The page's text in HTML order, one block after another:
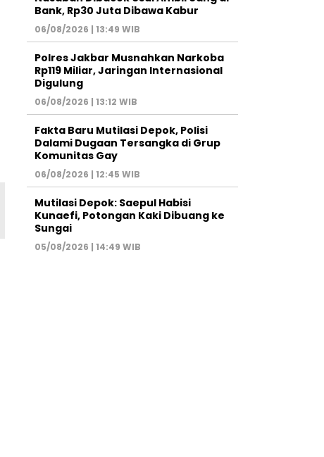
Bank, Rp30 Juta Dibawa Kabur
06/08/2026 | 13:49 WIB
Polres Jakbar Musnahkan Narkoba
Rp119 Miliar, Jaringan Internasional
Digulung
06/08/2026 | 13:12 WIB
Fakta Baru Mutilasi Depok, Polisi
Dalami Dugaan Tersangka di Grup
Komunitas Gay
06/08/2026 | 12:45 WIB
Mutilasi Depok: Saepul Habisi
Kunaefi, Potongan Kaki Dibuang ke
Sungai
05/08/2026 | 14:49 WIB